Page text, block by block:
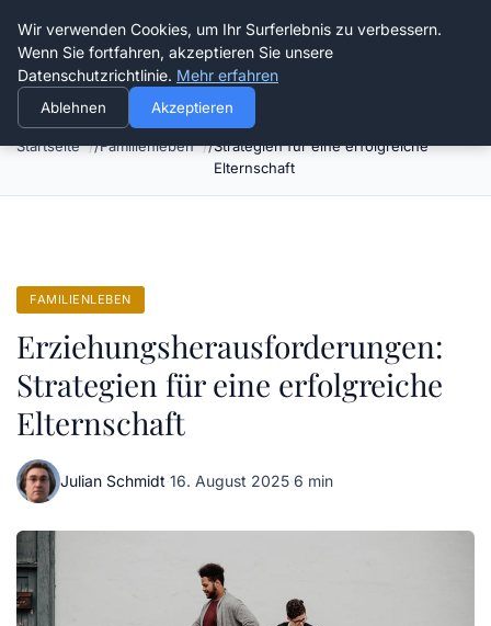
Verflixt-und-aufgetrennt.de
Startseite Familienleben
Erziehungsherausforderungen:
Strategien für eine erfolgreiche
Elternschaft
FAMILIENLEBEN
Erziehungsherausforderungen:
Strategien für eine erfolgreiche
Elternschaft
Julian Schmidt·16. August 2025·6 min
Wir verwenden Cookies, um Ihr Surferlebnis zu verbessern.
Wenn Sie fortfahren, akzeptieren Sie unsere
Datenschutzrichtlinie. Mehr erfahren
Ablehnen Akzeptieren